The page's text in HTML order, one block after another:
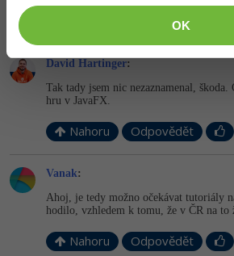
OK
Odpovědět
David Hartinger:
Tak tady jsem nic nezaznamenal,
hru v JavaFX.
Nahoru Odpovědět
Vanak:
Ahoj, je tedy možno očekávat tutoriály
hodilo, vzhledem k tomu, že v ČR na to
Nahoru Odpovědět